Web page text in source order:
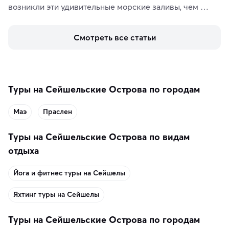
возникли эти удивительные морские заливы, чем
включить в маршрут по Норвегии.
Смотреть все статьи
Туры на Сейшельские Острова по городам
Маэ Праслен
Туры на Сейшельские Острова по видам
отдыха
Йога и фитнес туры на Сейшелы
Яхтинг туры на Сейшелы
Туры на Сейшельские Острова по городам